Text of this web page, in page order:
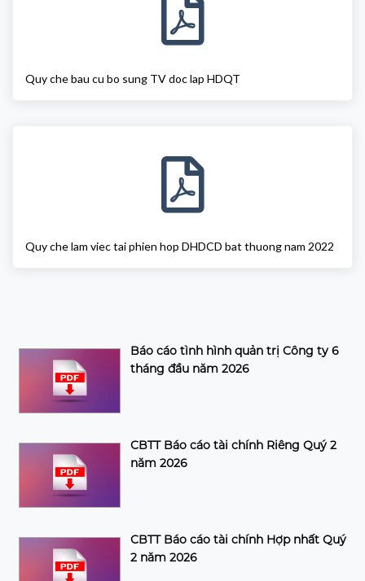
Quy che bau cu bo sung TV doc lap HDQT
Quy che lam viec tai phien hop DHDCD bat thuong nam 2022
Báo cáo tình hình quản trị Công ty 6
tháng đầu năm 2026
CBTT Báo cáo tài chính Riêng Quý 2
năm 2026
CBTT Báo cáo tài chính Hợp nhất Quý
2 năm 2026